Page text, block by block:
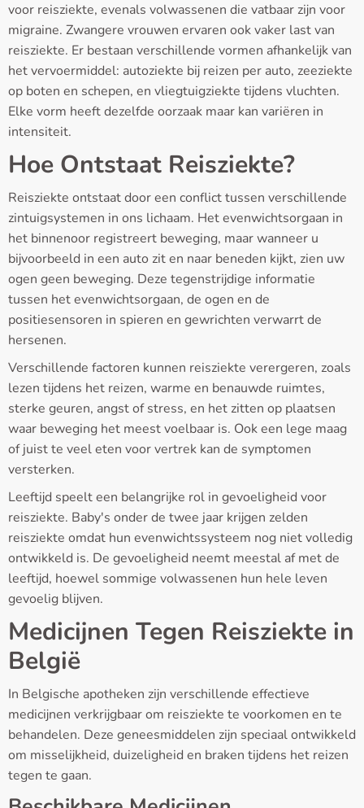
voor reisziekte, evenals volwassenen die vatbaar zijn voor
migraine. Zwangere vrouwen ervaren ook vaker last van
reisziekte. Er bestaan verschillende vormen afhankelijk van
het vervoermiddel: autoziekte bij reizen per auto, zeeziekte
op boten en schepen, en vliegtuigziekte tijdens vluchten.
Elke vorm heeft dezelfde oorzaak maar kan variëren in
intensiteit.
Hoe Ontstaat Reisziekte?
Reisziekte ontstaat door een conflict tussen verschillende
zintuigsystemen in ons lichaam. Het evenwichtsorgaan in
het binnenoor registreert beweging, maar wanneer u
bijvoorbeeld in een auto zit en naar beneden kijkt, zien uw
ogen geen beweging. Deze tegenstrijdige informatie
tussen het evenwichtsorgaan, de ogen en de
positiesensoren in spieren en gewrichten verwarrt de
hersenen.
Verschillende factoren kunnen reisziekte verergeren, zoals
lezen tijdens het reizen, warme en benauwde ruimtes,
sterke geuren, angst of stress, en het zitten op plaatsen
waar beweging het meest voelbaar is. Ook een lege maag
of juist te veel eten voor vertrek kan de symptomen
versterken.
Leeftijd speelt een belangrijke rol in gevoeligheid voor
reisziekte. Baby's onder de twee jaar krijgen zelden
reisziekte omdat hun evenwichtssysteem nog niet volledig
ontwikkeld is. De gevoeligheid neemt meestal af met de
leeftijd, hoewel sommige volwassenen hun hele leven
gevoelig blijven.
Medicijnen Tegen Reisziekte in
België
In Belgische apotheken zijn verschillende effectieve
medicijnen verkrijgbaar om reisziekte te voorkomen en te
behandelen. Deze geneesmiddelen zijn speciaal ontwikkeld
om misselijkheid, duizeligheid en braken tijdens het reizen
tegen te gaan.